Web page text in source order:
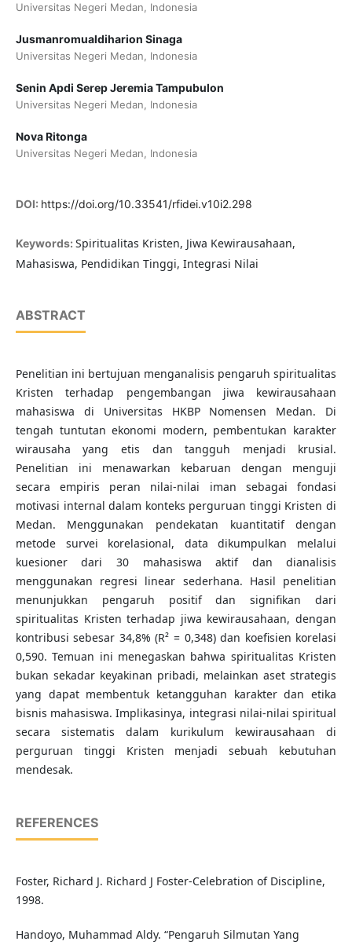
Universitas Negeri Medan, Indonesia
Jusmanromualdiharion Sinaga
Universitas Negeri Medan, Indonesia
Senin Apdi Serep Jeremia Tampubulon
Universitas Negeri Medan, Indonesia
Nova Ritonga
Universitas Negeri Medan, Indonesia
DOI: https://doi.org/10.33541/rfidei.v10i2.298
Keywords: Spiritualitas Kristen, Jiwa Kewirausahaan,
Mahasiswa, Pendidikan Tinggi, Integrasi Nilai
ABSTRACT
Penelitian ini bertujuan menganalisis pengaruh spiritualitas
Kristen terhadap pengembangan jiwa kewirausahaan
mahasiswa di Universitas HKBP Nomensen Medan. Di
tengah tuntutan ekonomi modern, pembentukan karakter
wirausaha yang etis dan tangguh menjadi krusial.
Penelitian ini menawarkan kebaruan dengan menguji
secara empiris peran nilai-nilai iman sebagai fondasi
motivasi internal dalam konteks perguruan tinggi Kristen di
Medan. Menggunakan pendekatan kuantitatif dengan
metode survei korelasional, data dikumpulkan melalui
kuesioner dari 30 mahasiswa aktif dan dianalisis
menggunakan regresi linear sederhana. Hasil penelitian
menunjukkan pengaruh positif dan signifikan dari
spiritualitas Kristen terhadap jiwa kewirausahaan, dengan
kontribusi sebesar 34,8% (R² = 0,348) dan koefisien korelasi
0,590. Temuan ini menegaskan bahwa spiritualitas Kristen
bukan sekadar keyakinan pribadi, melainkan aset strategis
yang dapat membentuk ketangguhan karakter dan etika
bisnis mahasiswa. Implikasinya, integrasi nilai-nilai spiritual
secara sistematis dalam kurikulum kewirausahaan di
perguruan tinggi Kristen menjadi sebuah kebutuhan
mendesak.
REFERENCES
Foster, Richard J. Richard J Foster-Celebration of Discipline,
1998.
Handoyo, Muhammad Aldy. “Pengaruh Silmutan Yang